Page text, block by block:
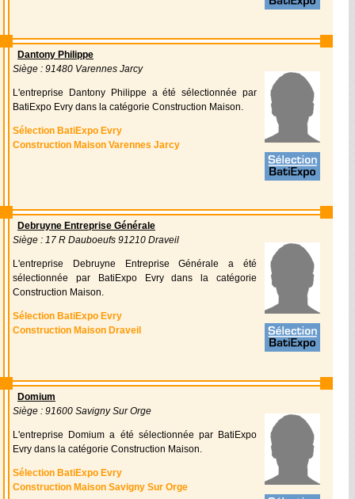
Dantony Philippe
Siège : 91480 Varennes Jarcy
L'entreprise Dantony Philippe a été sélectionnée par
BatiExpo Evry dans la catégorie Construction Maison.
Sélection BatiExpo Evry
Construction Maison Varennes Jarcy
Debruyne Entreprise Générale
Siège : 17 R Dauboeufs 91210 Draveil
L'entreprise Debruyne Entreprise Générale a été
sélectionnée par BatiExpo Evry dans la catégorie
Construction Maison.
Sélection BatiExpo Evry
Construction Maison Draveil
Domium
Siège : 91600 Savigny Sur Orge
L'entreprise Domium a été sélectionnée par BatiExpo
Evry dans la catégorie Construction Maison.
Sélection BatiExpo Evry
Construction Maison Savigny Sur Orge